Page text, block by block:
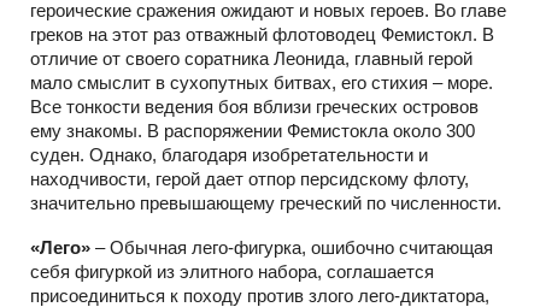
героические сражения ожидают и новых героев. Во главе
греков на этот раз отважный флотоводец Фемистокл. В
отличие от своего соратника Леонида, главный герой
мало смыслит в сухопутных битвах, его стихия – море.
Все тонкости ведения боя вблизи греческих островов
ему знакомы. В распоряжении Фемистокла около 300
суден. Однако, благодаря изобретательности и
находчивости, герой дает отпор персидскому флоту,
значительно превышающему греческий по численности.
«Лего» – Обычная лего-фигурка, ошибочно считающая
себя фигуркой из элитного набора, соглашается
присоединиться к походу против злого лего-диктатора,